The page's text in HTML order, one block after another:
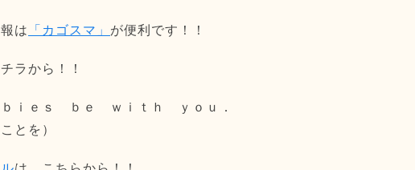
は 「カゴスマ」 が便利です！！
ラから！！
ｉｅｓ ｂｅ ｗｉｔｈ ｙｏｕ．
とを）